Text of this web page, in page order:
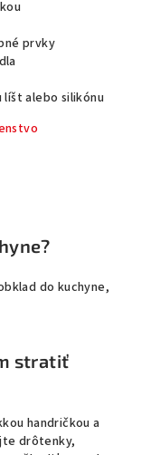
prvky
líšt alebo silikónu
do kuchyne,
stratiť
handričkou a
drôtenky,